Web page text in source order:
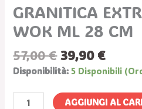
GRANITICA
WOK ML 28 CM
57,00€ 39,90 €
Disponibilità: 5 Disponibili
AGGIUNGI AL